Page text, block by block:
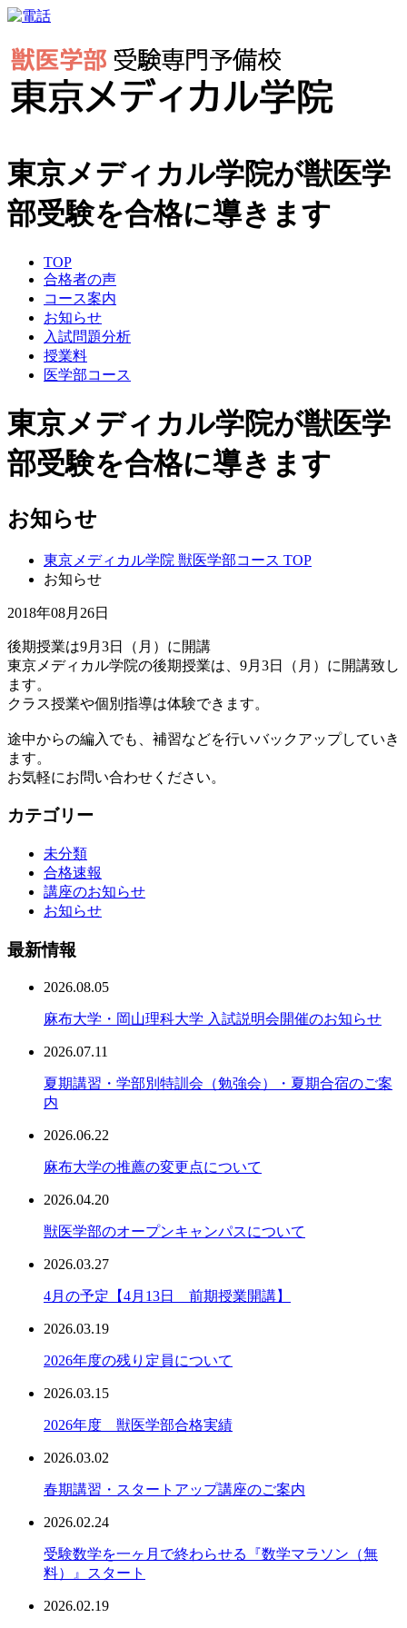
東京メディカル学院が獣医学
部受験を合格に導きます
TOP
合格者の声
コース案内
お知らせ
入試問題分析
授業料
医学部コース
東京メディカル学院が獣医学
部受験を合格に導きます
お知らせ
東京メディカル学院 獣医学部コース TOP
お知らせ
2018年08月26日
後期授業は9月3日（月）に開講
東京メディカル学院の後期授業は、9月3日（月）に開講致し
ます。
クラス授業や個別指導は体験できます。
途中からの編入でも、補習などを行いバックアップしていき
ます。
お気軽にお問い合わせください。
カテゴリー
未分類
合格速報
講座のお知らせ
お知らせ
最新情報
2026.08.05
麻布大学・岡山理科大学 入試説明会開催のお知らせ
2026.07.11
夏期講習・学部別特訓会（勉強会）・夏期合宿のご案
内
2026.06.22
麻布大学の推薦の変更点について
2026.04.20
獣医学部のオープンキャンパスについて
2026.03.27
4月の予定【4月13日 前期授業開講】
2026.03.19
2026年度の残り定員について
2026.03.15
2026年度 獣医学部合格実績
2026.03.02
春期講習・スタートアップ講座のご案内
2026.02.24
受験数学を一ヶ月で終わらせる『数学マラソン（無
料）』スタート
2026.02.19